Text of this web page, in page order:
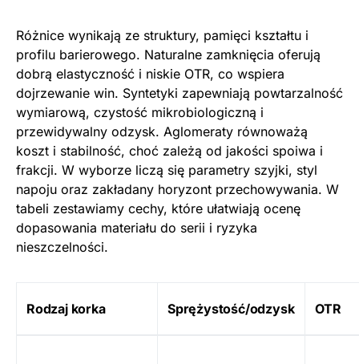
Różnice wynikają ze struktury, pamięci kształtu i
profilu barierowego. Naturalne zamknięcia oferują
dobrą elastyczność i niskie OTR, co wspiera
dojrzewanie win. Syntetyki zapewniają powtarzalność
wymiarową, czystość mikrobiologiczną i
przewidywalny odzysk. Aglomeraty równoważą
koszt i stabilność, choć zależą od jakości spoiwa i
frakcji. W wyborze liczą się parametry szyjki, styl
napoju oraz zakładany horyzont przechowywania. W
tabeli zestawiamy cechy, które ułatwiają ocenę
dopasowania materiału do serii i ryzyka
nieszczelności.
Rodzaj korka Sprężystość/odzysk OTR